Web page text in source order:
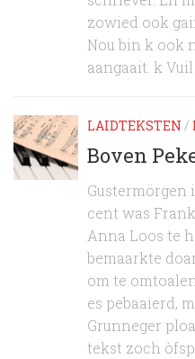
zowied ook
Nou bin k ook
aangaait. k
LAIDTEKSTEN /
Boven
Gustermörgen
cent was
Anna Loos te
bemaarkte
om te
es pebaaierd,
Grunneger
tekst zoch